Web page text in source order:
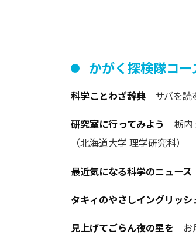
かがく探検隊コ
科学ことわざ辞典サバを読
研究室に行ってみよう
栃内
（北海道大学 理学研究科）
最近気になる科学のニュース
タキィのやさしイングリッシ
見上げてごらん夜の星を お